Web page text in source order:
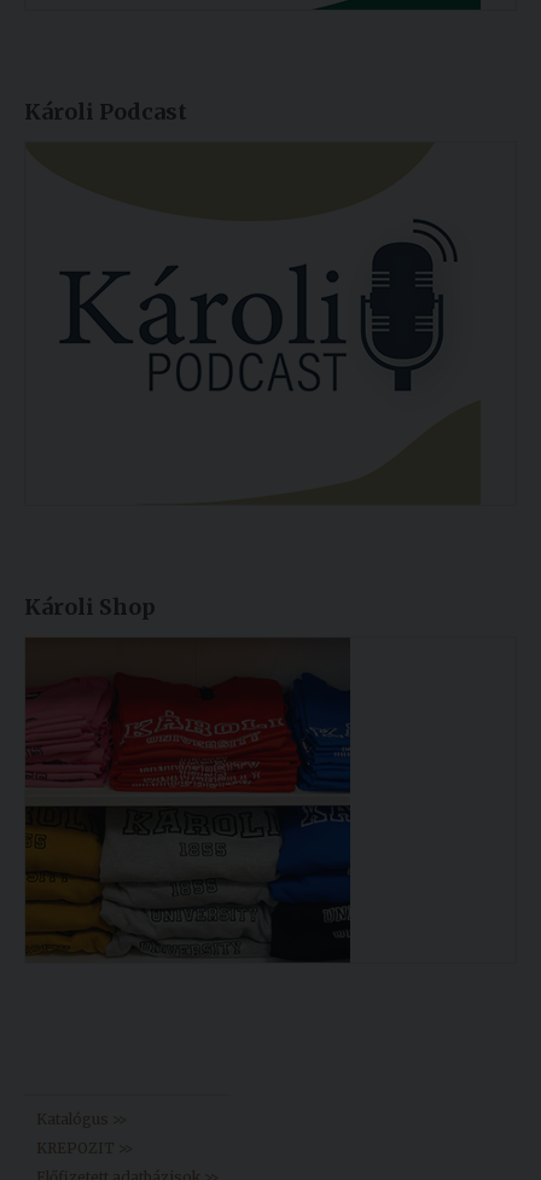
Károli Podcast
Károli Shop
Katalógus >>
KREPOZIT >>